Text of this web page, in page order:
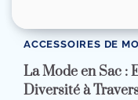
ACCESSOIRES DE
La Mode en Sac :
Diversité à